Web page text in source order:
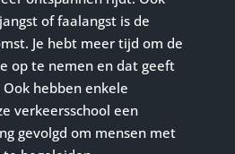
of faalangst is de
Je hebt meer tijd om de
op te nemen en dat geeft
hebben enkele
verkeersschool een
gevolgd om mensen met